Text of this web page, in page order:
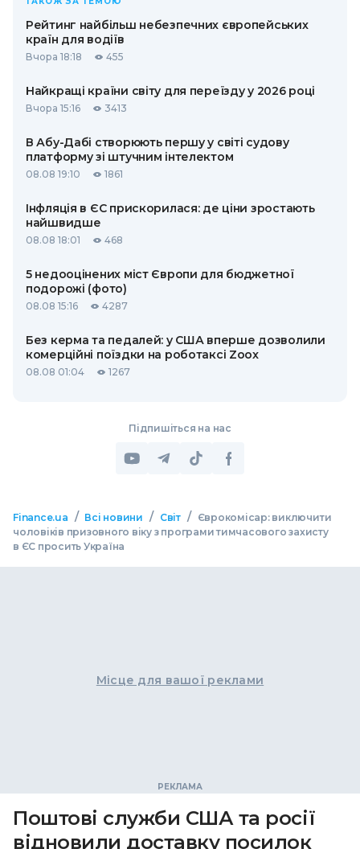
Рейтинг найбільш небезпечних європейських
країн для водіїв
Вчора 18:18 455
Найкращі країни світу для переїзду у 2026 році
Вчора 15:16 3413
В Абу-Дабі створюють першу у світі судову
платформу зі штучним інтелектом
08.08 19:10 1861
Інфляція в ЄС прискорилася: де ціни зростають
найшвидше
08.08 18:01 468
5 недооцінених міст Європи для бюджетної
подорожі (фото)
08.08 15:16 4287
Без керма та педалей: у США вперше дозволили
комерційні поїздки на роботаксі Zoox
08.08 01:04 1267
Підпишіться на нас
Finance.ua / Всі новини / Світ /
Єврокомісар: виключити
чоловіків призовного віку з програми тимчасового захисту
в ЄС просить Україна
Місце для вашої реклами
Поштові служби США та росії
відновили доставку посилок